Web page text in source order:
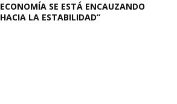
ECONOMÍA SE ESTÁ ENCAUZANDO
HACIA LA ESTABILIDAD”